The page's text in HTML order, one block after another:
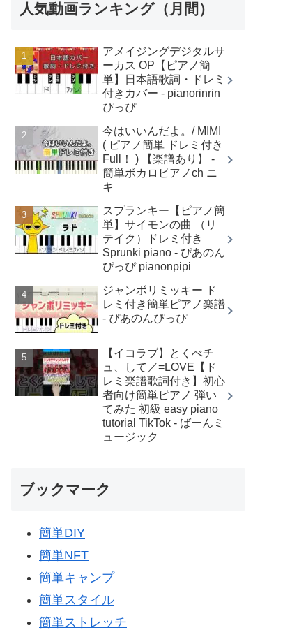
人気動画ランキング（月間）
アメイジングデジタルサ
ーカス OP【ピアノ簡
単】日本語歌詞・ドレミ
付きカバー - pianorinrin
ぴっぴ
今はいいんだよ。/ MIMI
( ピアノ簡単 ドレミ付き
Full！ ) 【楽譜あり】 -
簡単ボカロピアノch ニ
キ
スプランキー【ピアノ簡
単】サイモンの曲 （リ
テイク）ドレミ付き
Sprunki piano - ぴあのん
ぴっぴ pianonpipi
ジャンボリミッキー ド
レミ付き簡単ピアノ楽譜
- ぴあのんぴっぴ
【イコラブ】とくべチ
ュ、して／=LOVE【ド
レミ楽譜歌詞付き】初心
者向け簡単ピアノ 弾い
てみた 初級 easy piano
tutorial TikTok - ばーんミ
ュージック
ブックマーク
簡単DIY
簡単NFT
簡単キャンプ
簡単スタイル
簡単ストレッチ